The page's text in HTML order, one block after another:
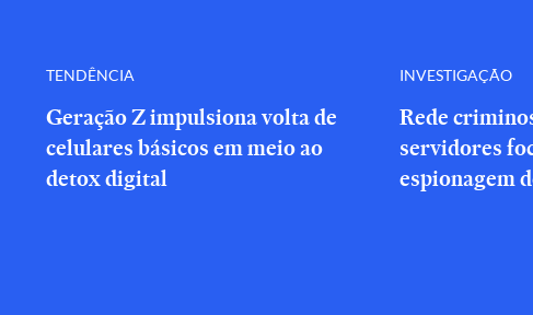
TENDÊNCIA
Geração Z impulsiona volta de
celulares básicos em meio ao
detox digital
INVESTIGAÇÃO
Rede
servidores
espionagem